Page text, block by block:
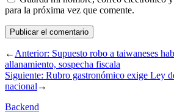
para la próxima vez que comente.
←Anterior: Supuesto robo a taiwaneses
allanamiento, sospecha fiscala
Siguiente: Rubro gastronómico exige Ley
nacional→
Backend